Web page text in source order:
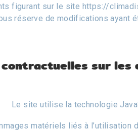
figurant sur le site https://
réserve de modifications ayant
sur les
Le site utilise la technologie
matériels liés à l’utilisation